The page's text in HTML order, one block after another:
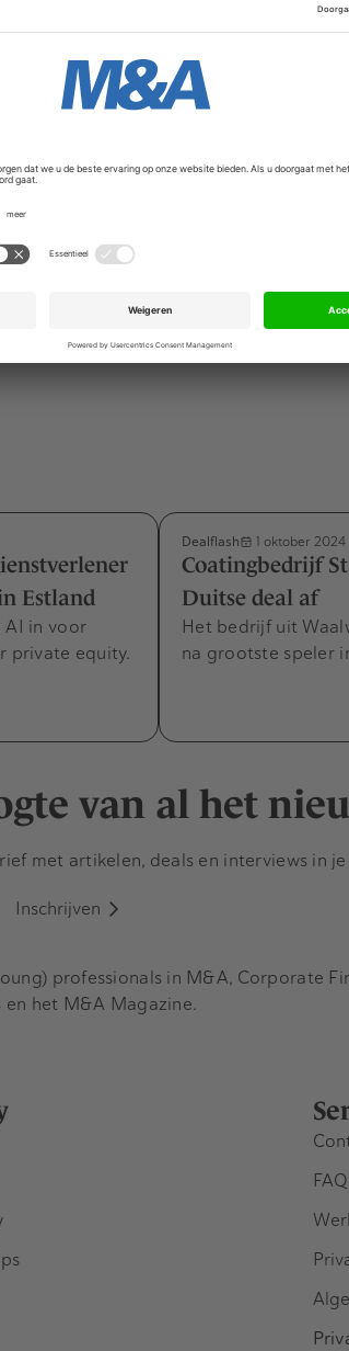
. Met de overname van
wordt Stahl de op één na grootste
van zeventig miljoen euro en
Advertentie
Estland
AI in voor
private equity.
Dealflash 1 oktober 2024
Coatingbedrijf
Duitse deal af
Het bedrijf uit
na grootste speler
van al het
met artikelen, deals en interviews in
Inschrijven
FAQ
professionals in M&A, Corporate
en het M&A Magazine.